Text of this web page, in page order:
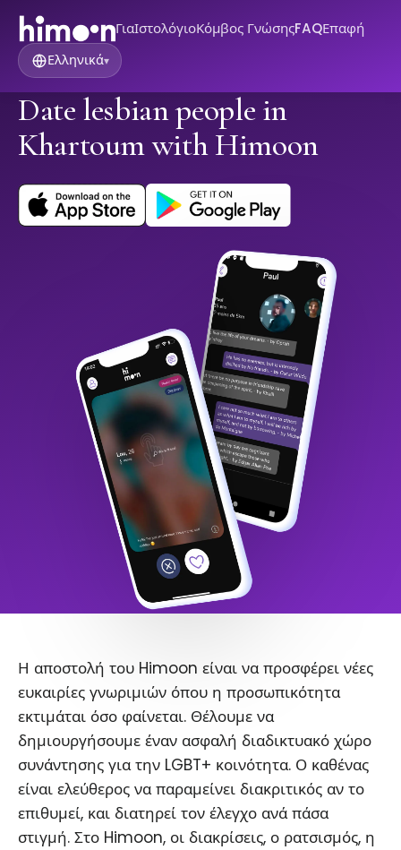
ΓιαΙστολόγιοΚόμβος ΓνώσηςFAQΕπαφή
Ελληνικά▾
Date lesbian people in
Khartoum with Himoon
Η αποστολή του Himoon είναι να προσφέρει νέες
ευκαιρίες γνωριμιών όπου η προσωπικότητα
εκτιμάται όσο φαίνεται. Θέλουμε να
δημιουργήσουμε έναν ασφαλή διαδικτυακό χώρο
συνάντησης για την LGBT+ κοινότητα. Ο καθένας
είναι ελεύθερος να παραμείνει διακριτικός αν το
επιθυμεί, και διατηρεί τον έλεγχο ανά πάσα
στιγμή. Στο Himoon, οι διακρίσεις, ο ρατσισμός, η